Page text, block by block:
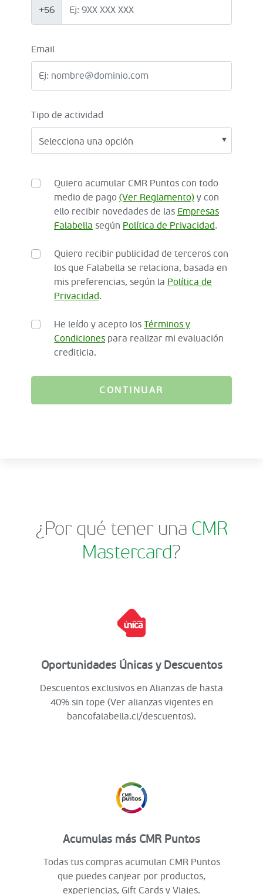
+56
Email
Tipo de actividad
Quiero acumular CMR Puntos con todo
medio de pago (Ver Reglamento) y con
ello recibir novedades de las Empresas
Falabella según Política de Privacidad.
Quiero recibir publicidad de terceros con
los que Falabella se relaciona, basada en
mis preferencias, según la Política de
Privacidad.
He leído y acepto los Términos y
Condiciones para realizar mi evaluación
crediticia.
CONTINUAR
¿Por qué tener una CMR
Mastercard?
Oportunidades Únicas y Descuentos
Descuentos exclusivos en Alianzas de hasta
40% sin tope (Ver alianzas vigentes en
bancofalabella.cl/descuentos).
Acumulas más CMR Puntos
Todas tus compras acumulan CMR Puntos
que puedes canjear por productos,
experiencias, Gift Cards y Viajes.